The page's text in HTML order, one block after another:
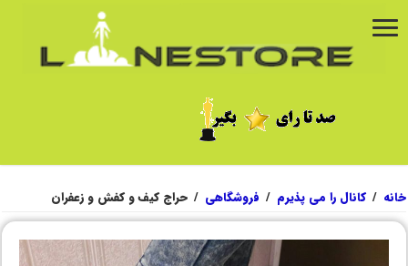
خانه / کانال را می پذیرم / فروشگاهی / حراج کیف و کفش و زعفران